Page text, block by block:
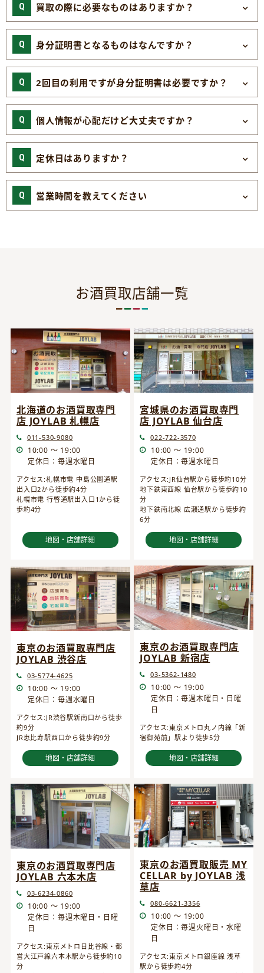
買取の際に必要なものはありますか？
身分証明書となるものはなんですか？
2回目の利用ですが身分証明書は必要ですか？
個人情報が心配だけど大丈夫ですか？
定休日はありますか？
営業時間を教えてください
お酒買取店舗一覧
北海道のお酒買取専門
店 JOYLAB 札幌店
011-530-9080
10:00 ～ 19:00
定休日：毎週水曜日
アクセス:札幌市電 中島公園通駅
出入口2から徒歩約4分
札幌市電 行啓通駅出入口1から徒
歩約4分
地図・店舗詳細
宮城県のお酒買取専門
店 JOYLAB 仙台店
022-722-3570
10:00 ～ 19:00
定休日：毎週水曜日
アクセス:JR仙台駅から徒歩約10分
地下鉄東西線 仙台駅から徒歩約10
分
地下鉄南北線 広瀬通駅から徒歩約
6分
地図・店舗詳細
東京のお酒買取専門店
JOYLAB 渋谷店
03-5774-4625
10:00 ～ 19:00
定休日：毎週水曜日
アクセス:JR渋谷駅新南口から徒歩
約9分
JR恵比寿駅西口から徒歩約9分
地図・店舗詳細
東京のお酒買取専門店
JOYLAB 新宿店
03-5362-1480
10:00 ～ 19:00
定休日：毎週木曜日・日曜
日
アクセス:東京メトロ丸ノ内線「新
宿御苑前」駅より徒歩5分
地図・店舗詳細
東京のお酒買取専門店
JOYLAB 六本木店
03-6234-0860
10:00 ～ 19:00
定休日：毎週木曜日・日曜
日
アクセス:東京メトロ日比谷線・都
営大江戸線六本木駅から徒歩約10
分
東京のお酒買取販売 MY
CELLAR by JOYLAB 浅
草店
080-6621-3356
10:00 ～ 19:00
定休日：毎週火曜日・水曜
日
アクセス:東京メトロ銀座線 浅草
駅から徒歩約4分